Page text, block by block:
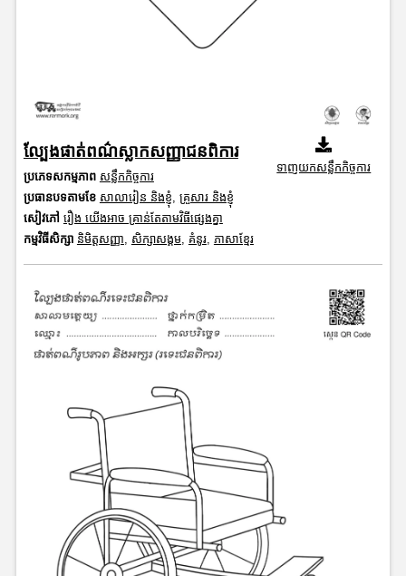
ល្បែងផាត់ពណ៌ស្លាកសញ្ញាជនពិការ​​
ប្រភេទសកម្មភាព សន្លឹកកិច្ចការ
ប្រធានបទតាមខែ សាលារៀន និងខ្ញុំ គ្រួសារ និងខ្ញុំ
សៀវភៅ រឿង យើងអាច គ្រាន់តែតាមវិធីផ្សេងគ្នា
កម្មវិធីសិក្សា និមិត្តសញ្ញា សិក្សាសង្គម, គំនូរ, ភាសាខ្មែរ
ទាញយកសន្លឹកកិច្ចការ